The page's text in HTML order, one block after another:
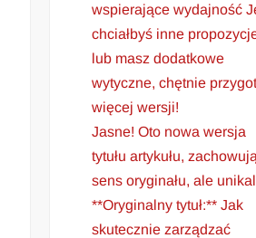
wspierające wydajność
chciałbyś inne
lub masz dodatkowe
wytyczne, chętnie
więcej wersji!
Jasne! Oto nowa wersja
tytułu artykułu,
sens oryginału, ale
**Oryginalny tytuł:** Jak
skutecznie zarządzać